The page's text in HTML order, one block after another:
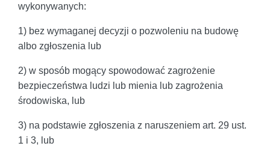
wykonywanych:
1) bez wymaganej decyzji o pozwoleniu na budowę
albo zgłoszenia lub
2) w sposób mogący spowodować zagrożenie
bezpieczeństwa ludzi lub mienia lub zagrożenia
środowiska, lub
3) na podstawie zgłoszenia z naruszeniem art. 29 ust.
1 i 3, lub